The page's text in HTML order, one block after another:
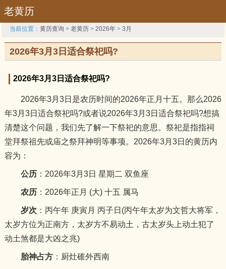
老黄历
当前位置：黄历查询 >老黄历 >2026年 >3月
2026年3月3日适合祭祀吗?
2026年3月3日适合祭祀吗?
2026年3月3日是农历时间的2026年正月十五。那么2026
年3月3日适合祭祀吗?或者说2026年3月3日适合祭祀吗?想搞
清楚这个问题，我们先了解一下祭祀的意思。祭祀是指指祠
堂拜祭祖先或庙之祭拜神明等事项。2026年3月3日的黄历内
容为：
公历：2026年3月3日 星期二 双鱼座
农历：2026年正月 (大) 十五 属马
岁次 ：丙午年 庚寅月 丙子日(丙午年太岁为文哲大将军，
太岁方位为正南方，太岁方不易动土，古太岁头上动土犯了
动土煞都是大凶之兆)
胎神占方：厨灶碓外西南